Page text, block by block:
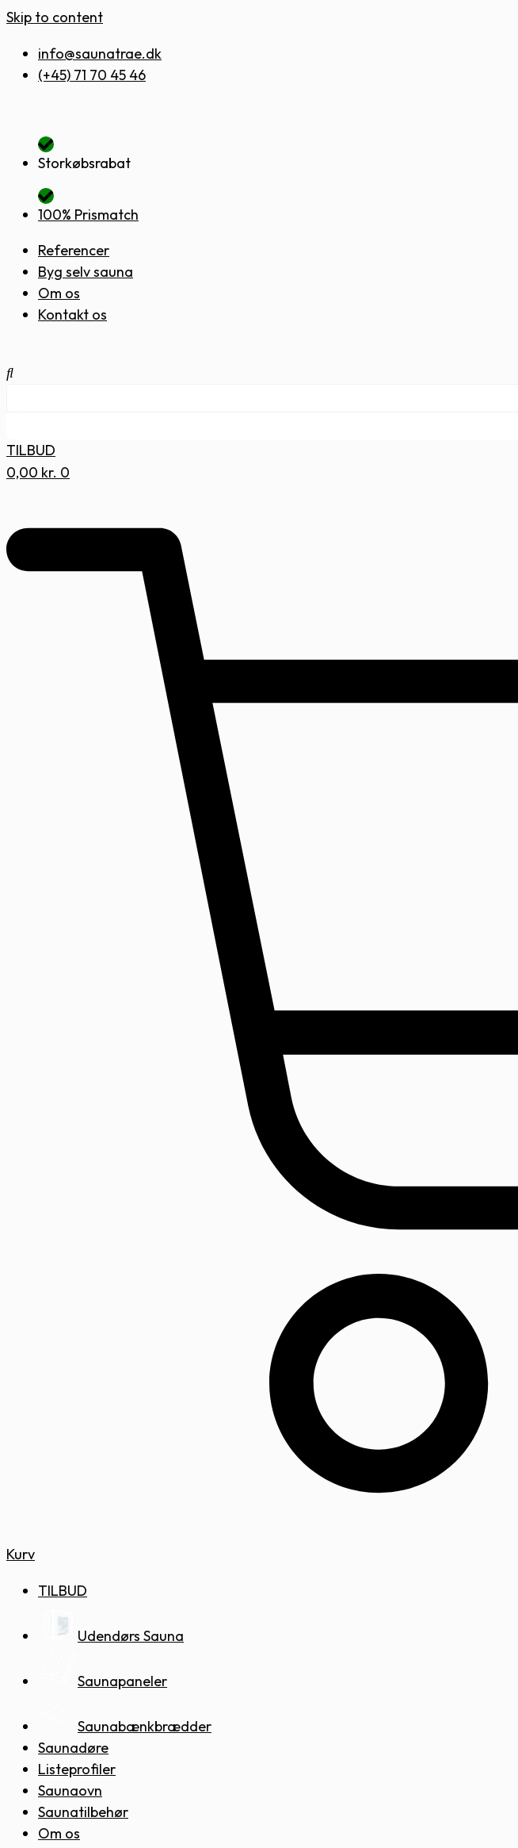
Skip to content
info@saunatrae.dk
(+45) 71 70 45 46
Storkøbsrabat
100% Prismatch
Referencer
Byg selv sauna
Om os
Kontakt os
TILBUD
0,00 kr. 0
Kurv
TILBUD
Udendørs Sauna
Saunapaneler
Saunabænkbrædder
Saunadøre
Listeprofiler
Saunaovn
Saunatilbehør
Om os